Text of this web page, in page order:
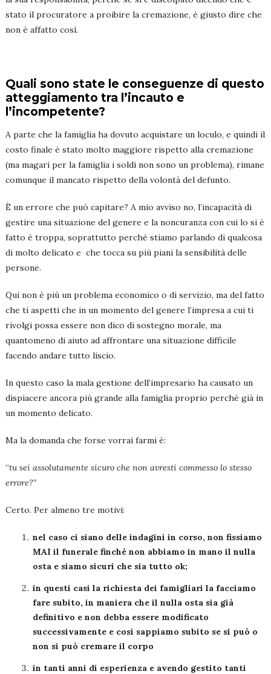
stato il procuratore a proibire la cremazione, è giusto dire che
non è affatto così.
Quali sono state le conseguenze di questo
atteggiamento tra l’incauto e
l’incompetente?
A parte che la famiglia ha dovuto acquistare un loculo, e quindi il
costo finale è stato molto maggiore rispetto alla cremazione
(ma magari per la famiglia i soldi non sono un problema), rimane
comunque il mancato rispetto della volontà del defunto.
È un errore che può capitare? A mio avviso no, l’incapacità di
gestire una situazione del genere e la noncuranza con cui lo si è
fatto è troppa, soprattutto perché stiamo parlando di qualcosa
di molto delicato e che tocca su più piani la sensibilità delle
persone.
Qui non è più un problema economico o di servizio, ma del fatto
che ti aspetti che in un momento del genere l’impresa a cui ti
rivolgi possa essere non dico di sostegno morale, ma
quantomeno di aiuto ad affrontare una situazione difficile
facendo andare tutto liscio.
In questo caso la mala gestione dell’impresario ha causato un
dispiacere ancora più grande alla famiglia proprio perché già in
un momento delicato.
Ma la domanda che forse vorrai farmi è:
“tu sei assolutamente sicuro che non avresti commesso lo stesso
errore?”
Certo. Per almeno tre motivi:
nel caso ci siano delle indagini in corso, non fissiamo
MAI il funerale finché non abbiamo in mano il nulla
osta e siamo sicuri che sia tutto ok;
in questi casi la richiesta dei famigliari la facciamo
fare subito, in maniera che il nulla osta sia già
definitivo e non debba essere modificato
successivamente e così sappiamo subito se si può o
non si può cremare il corpo
in tanti anni di esperienza e avendo gestito tanti